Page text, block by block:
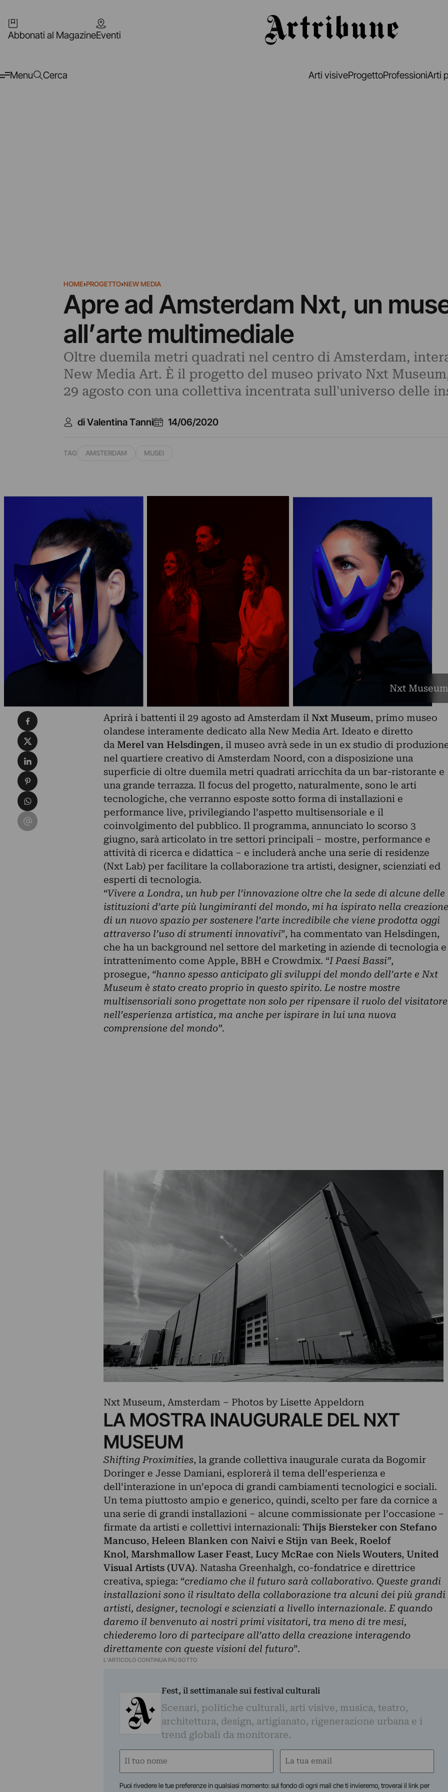
Abbonati al MagazineEventi
Menu Cerca Arti visiveProgettoProfessioniArti
HOME›PROGETTO›NEW MEDIA
Apre ad Amsterdam Nxt, un
all’arte multimediale
Oltre duemila metri quadrati nel centro di Amsterdam,
New Media Art. È il progetto del museo privato Nxt
29 agosto con una collettiva incentrata sull'universo delle
di Valentina Tanni 14/06/2020
TAG AMSTERDAM MUSEI
Nxt
Aprirà i battenti il 29 agosto ad Amsterdam il Nxt Museum, primo museo
olandese interamente dedicato alla New Media Art. Ideato e diretto
da Merel van Helsdingen, il museo avrà sede in un ex studio di
nel quartiere creativo di Amsterdam Noord, con a disposizione una
superficie di oltre duemila metri quadrati arricchita da un bar-ristorante e
una grande terrazza. Il focus del progetto, naturalmente, sono le arti
tecnologiche, che verranno esposte sotto forma di installazioni e
performance live, privilegiando l’aspetto multisensoriale e il
coinvolgimento del pubblico. Il programma, annunciato lo scorso 3
giugno, sarà articolato in tre settori principali – mostre, performance e
attività di ricerca e didattica – e includerà anche una serie di residenze
(Nxt Lab) per facilitare la collaborazione tra artisti, designer, scienziati ed
esperti di tecnologia.
“Vivere a Londra, un hub per l’innovazione oltre che la sede di alcune delle
istituzioni d’arte più lungimiranti del mondo, mi ha ispirato nella creazione
di un nuovo spazio per sostenere l’arte incredibile che viene prodotta oggi
attraverso l’uso di strumenti innovativi”, ha commentato van Helsdingen,
che ha un background nel settore del marketing in aziende di tecnologia e
intrattenimento come Apple, BBH e Crowdmix. “I Paesi Bassi”,
prosegue, “hanno spesso anticipato gli sviluppi del mondo dell’arte e Nxt
Museum è stato creato proprio in questo spirito. Le nostre mostre
multisensoriali sono progettate non solo per ripensare il ruolo del visitatore
nell’esperienza artistica, ma anche per ispirare in lui una nuova
comprensione del mondo”.
Nxt Museum, Amsterdam – Photos by Lisette Appeldorn
LA MOSTRA INAUGURALE DEL NXT
MUSEUM
Shifting Proximities, la grande collettiva inaugurale curata da Bogomir
Doringer e Jesse Damiani, esplorerà il tema dell’esperienza e
dell’interazione in un’epoca di grandi cambiamenti tecnologici e sociali.
Un tema piuttosto ampio e generico, quindi, scelto per fare da cornice a
una serie di grandi installazioni – alcune commissionate per l’occasione –
firmate da artisti e collettivi internazionali: Thijs Biersteker con Stefano
Mancuso, Heleen Blanken con Naivi e Stijn van Beek, Roelof
Knol, Marshmallow Laser Feast, Lucy McRae con Niels Wouters, United
Visual Artists (UVA). Natasha Greenhalgh, co-fondatrice e direttrice
creativa, spiega: “crediamo che il futuro sarà collaborativo. Queste grandi
installazioni sono il risultato della collaborazione tra alcuni dei più grandi
artisti, designer, tecnologi e scienziati a livello internazionale. E quando
daremo il benvenuto ai nostri primi visitatori, tra meno di tre mesi,
chiederemo loro di partecipare all’atto della creazione interagendo
direttamente con queste visioni del futuro”.
L'ARTICOLO CONTINUA PIÙ SOTTO
Fest, il settimanale sui festival culturali
Scenari, politiche culturali, arti visive, musica, teatro,
architettura, design, artigianato, rigenerazione urbana e i
trend globali da monitorare.
Nome
Email
Puoi rivedere le tue preferenze in qualsiasi momento: sul fondo di ogni mail che ti invieremo, troverai il link per
Condividi su Facebook
Condividi su X
Condividi su LinkedIn
Condividi su Pinterest
Condividi su WhatsApp
Condividi su Email